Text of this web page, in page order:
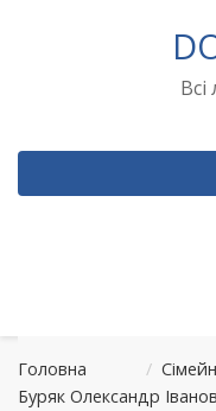
Всі
Головна /
Буряк Олександр